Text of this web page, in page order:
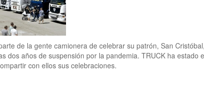
de la gente camionera de celebrar su patrón, San
dos años de suspensión por la pandemia. TRUCK ha estado
con ellos sus celebraciones.